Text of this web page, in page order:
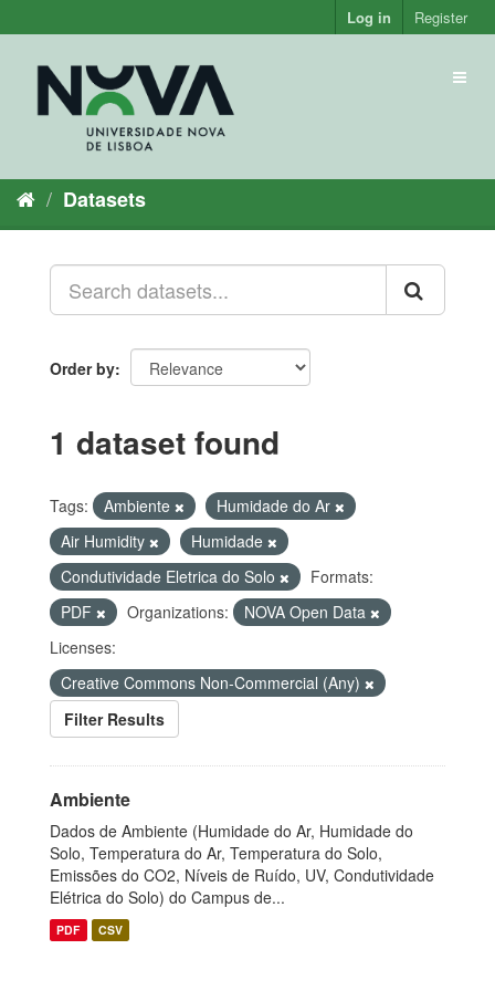
to
Log in Register
Datasets
Order by
1 dataset found
Tags: Ambiente
Humidade do Ar
Air Humidity
Humidade
Condutividade Eletrica do Solo
Formats:
PDF
Organizations:
NOVA Open Data
Licenses:
Creative Commons Non-Commercial (Any)
Filter Results
Ambiente
Dados de Ambiente (Humidade do Ar, Humidade do
Solo, Temperatura do Ar, Temperatura do Solo,
Emissões do CO2, Níveis de Ruído, UV, Condutividade
Elétrica do Solo) do Campus de...
PDF CSV